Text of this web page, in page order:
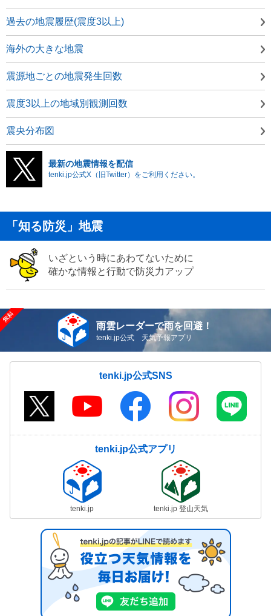
過去の地震履歴(震度3以上)
海外の大きな地震
震源地ごとの地震発生回数
震度3以上の地域別観測回数
震央分布図
最新の地震情報を配信
tenki.jp公式X（旧Twitter）をご利用ください。
「知る防災」地震
いざという時にあわてないために
確かな情報と行動で防災力アップ
雨雲レーダーで雨を回避！
tenki.jp公式 天気予報アプリ
tenki.jp公式SNS
tenki.jp公式アプリ
tenki.jp tenki.jp 登山天気